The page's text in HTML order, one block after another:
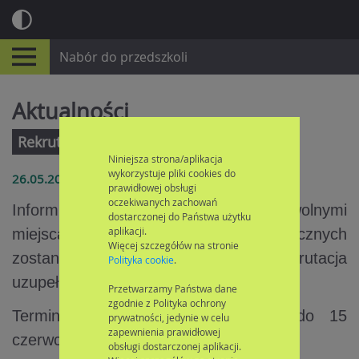
Nabór do przedszkoli
Aktualności
Rekrutacja uzupełniająca
26.05.2026
Informujemy, że w związku z wolnymi
miejscami w przedszkolach publicznych
zostanie przeprowadzona rekrutacja
uzupełniająca.
Termin składania wniosków od 8 do 15
czerwca
Niniejsza strona/aplikacja
wykorzystuje pliki cookies do
prawidłowej obsługi
oczekiwanych zachowań
dostarczonej do Państwa użytku
aplikacji.
Więcej szczegółów na stronie
Polityka cookie.
Przetwarzamy Państwa dane
zgodnie z Polityka ochrony
prywatności, jedynie w celu
zapewnienia prawidłowej
obsługi dostarczonej aplikacji.